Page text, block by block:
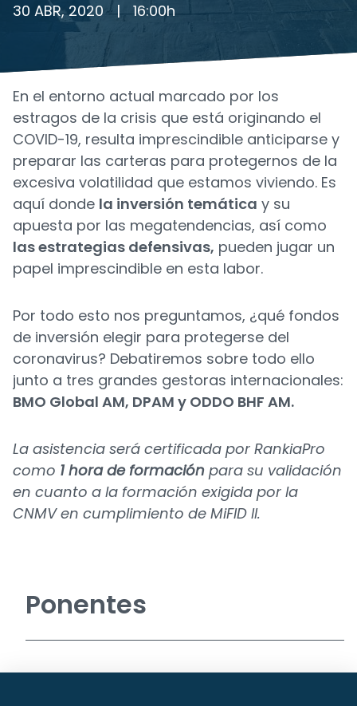
30 ABR, 2020
| 16:00h
En el entorno actual marcado por los
estragos de la crisis que está originando el
COVID-19, resulta imprescindible anticiparse y
preparar las carteras para protegernos de la
excesiva volatilidad que estamos viviendo. Es
aquí donde la inversión temática y su
apuesta por las megatendencias, así como
las estrategias defensivas, pueden jugar un
papel imprescindible en esta labor.
Por todo esto nos preguntamos, ¿qué fondos
de inversión elegir para protegerse del
coronavirus? Debatiremos sobre todo ello
junto a tres grandes gestoras internacionales:
BMO Global AM, DPAM y ODDO BHF AM.
La asistencia será certificada por RankiaPro
como 1 hora de formación para su validación
en cuanto a la formación exigida por la
CNMV en cumplimiento de MiFID II.
Ponentes